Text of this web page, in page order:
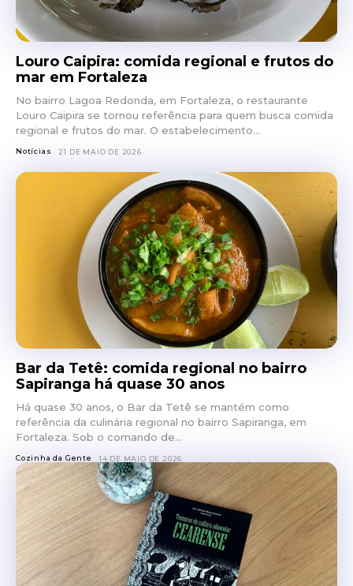
Louro Caipira: comida regional e frutos do
mar em Fortaleza
No bairro Lagoa Redonda, em Fortaleza, o restaurante
Louro Caipira se tornou referência para quem busca comida
regional e frutos do mar. O estabelecimento...
Notícias 21 DE MAIO DE 2026
Bar da Tetê: comida regional no bairro
Sapiranga há quase 30 anos
Há quase 30 anos, o Bar da Tetê se mantém como
referência da culinária regional no bairro Sapiranga, em
Fortaleza. Sob o comando de...
Cozinha da Gente 14 DE MAIO DE 2026